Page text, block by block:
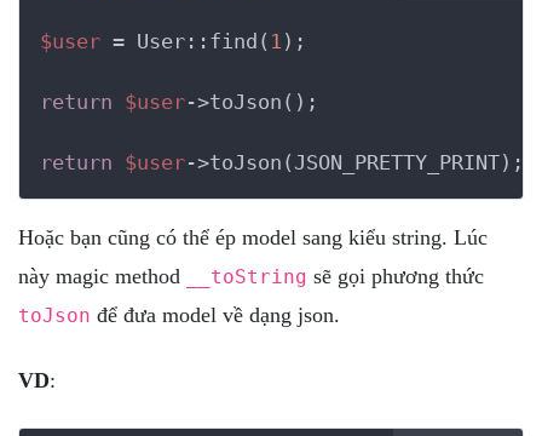
$user = User::find( 1 );
return $user->toJson();
return $user->toJson(JSON_PRETTY_PRINT);
Hoặc bạn cũng có thể ép model sang kiểu string. Lúc
này magic method
__toString sẽ gọi phương thức
toJson để đưa model về dạng json.
VD: